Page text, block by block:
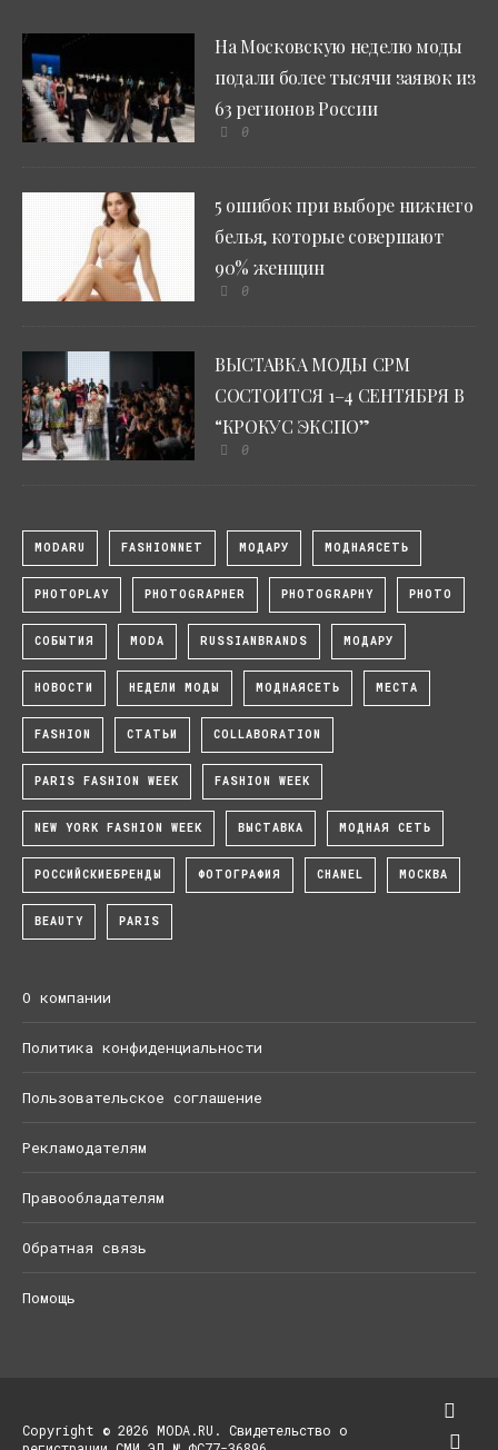
На Московскую неделю моды
подали более тысячи заявок из
63 регионов России
0
5 ошибок при выборе нижнего
белья, которые совершают
90% женщин
0
ВЫСТАВКА МОДЫ CPM
СОСТОИТСЯ 1–4 СЕНТЯБРЯ В
“КРОКУС ЭКСПО”
0
MODARU FASHIONNET МОДАРУ МОДНАЯСЕТЬ
PHOTOPLAY PHOTOGRAPHER PHOTOGRAPHY PHOTO
СОБЫТИЯ MODA RUSSIANBRANDS МОДАРУ
НОВОСТИ НЕДЕЛИ МОДЫ МОДНАЯСЕТЬ МЕСТА
FASHION СТАТЬИ COLLABORATION
PARIS FASHION WEEK FASHION WEEK
NEW YORK FASHION WEEK ВЫСТАВКА МОДНАЯ СЕТЬ
РОССИЙСКИЕБРЕНДЫ ФОТОГРАФИЯ CHANEL МОСКВА
BEAUTY PARIS
О компании
Политика конфиденциальности
Пользовательское соглашение
Рекламодателям
Правообладателям
Обратная связь
Помощь
Copyright © 2026 MODA.RU. Свидетельство о